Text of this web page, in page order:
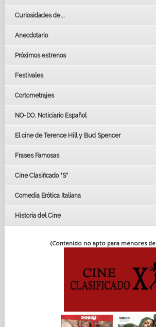
Curiosidades de...
Anecdotario
Próximos estrenos
Festivales
LOS OSCARS
GOYAS
BAFTA
Cortometrajes
NO-DO. Noticiario Español
El cine de Terence Hill y Bud Spencer
Frases Famosas
Cine Clasificado "S"
Comedia Erótica Italiana
Historia del Cine
(Contenido no apto para menores de